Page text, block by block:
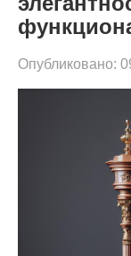
Опубликовано: